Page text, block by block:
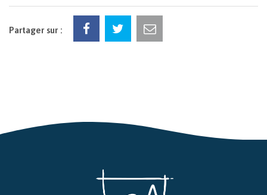
Partager sur :